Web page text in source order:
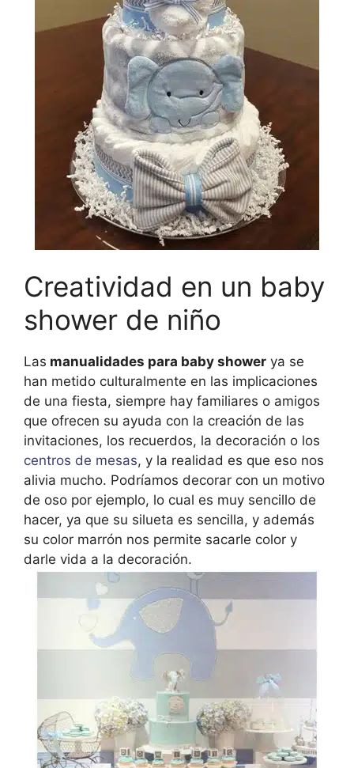
Creatividad en un baby
shower de niño
Las manualidades para baby shower ya se
han metido culturalmente en las implicaciones
de una fiesta, siempre hay familiares o amigos
que ofrecen su ayuda con la creación de las
invitaciones, los recuerdos, la decoración o los
centros de mesas, y la realidad es que eso nos
alivia mucho. Podríamos decorar con un motivo
de oso por ejemplo, lo cual es muy sencillo de
hacer, ya que su silueta es sencilla, y además
su color marrón nos permite sacarle color y
darle vida a la decoración.